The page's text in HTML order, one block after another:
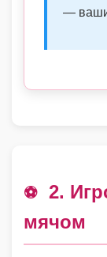
— ваши
⚽
2.
мячом